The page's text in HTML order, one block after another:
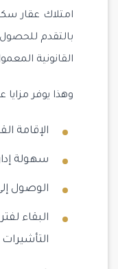
امتلاك عقار
بالتقدم
القانونية
وهذا يوفر مزايا
الإقامة
سهولة
الوصول
البقاء